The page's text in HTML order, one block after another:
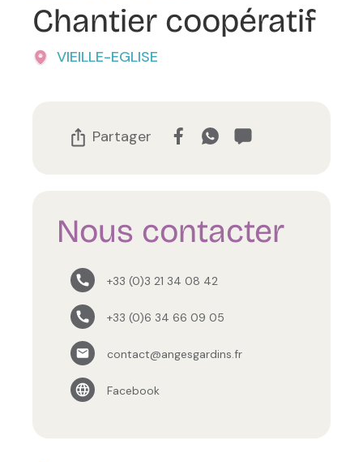
Chantier coopératif
VIEILLE-EGLISE
Partager
Nous contacter
+33 (0)3 21 34 08 42
+33 (0)6 34 66 09 05
contact@angesgardins.fr
Facebook